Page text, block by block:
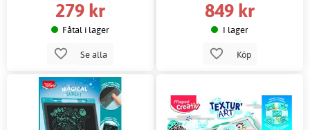
279 kr
Fåtal i lager
Se alla
849 kr
I lager
Köp